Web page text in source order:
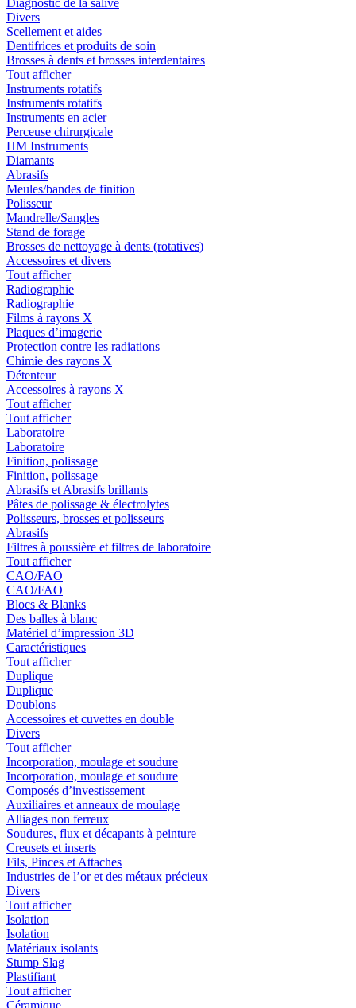
Diagnostic de la salive
Divers
Scellement et aides
Dentifrices et produits de soin
Brosses à dents et brosses interdentaires
Tout afficher
Instruments rotatifs
Instruments rotatifs
Instruments en acier
Perceuse chirurgicale
HM Instruments
Diamants
Abrasifs
Meules/bandes de finition
Polisseur
Mandrelle/Sangles
Stand de forage
Brosses de nettoyage à dents (rotatives)
Accessoires et divers
Tout afficher
Radiographie
Radiographie
Films à rayons X
Plaques d’imagerie
Protection contre les radiations
Chimie des rayons X
Détenteur
Accessoires à rayons X
Tout afficher
Tout afficher
Laboratoire
Laboratoire
Finition, polissage
Finition, polissage
Abrasifs et Abrasifs brillants
Pâtes de polissage & électrolytes
Polisseurs, brosses et polisseurs
Abrasifs
Filtres à poussière et filtres de laboratoire
Tout afficher
CAO/FAO
CAO/FAO
Blocs & Blanks
Des balles à blanc
Matériel d’impression 3D
Caractéristiques
Tout afficher
Duplique
Duplique
Doublons
Accessoires et cuvettes en double
Divers
Tout afficher
Incorporation, moulage et soudure
Incorporation, moulage et soudure
Composés d’investissement
Auxiliaires et anneaux de moulage
Alliages non ferreux
Soudures, flux et décapants à peinture
Creusets et inserts
Fils, Pinces et Attaches
Industries de l’or et des métaux précieux
Divers
Tout afficher
Isolation
Isolation
Matériaux isolants
Stump Slag
Plastifiant
Tout afficher
Céramique